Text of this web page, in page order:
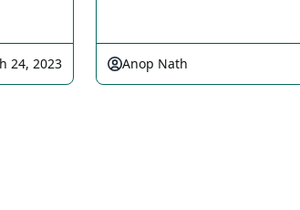
24, 2023 Anop Nath